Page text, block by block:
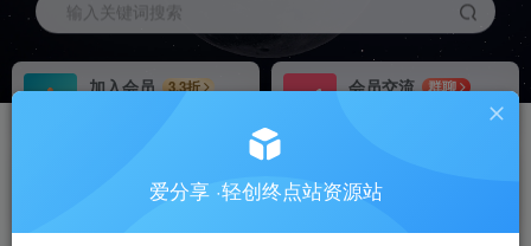
输入关键词搜索
加入会员
3.3折
会员交流
群聊
推广返佣高达70%
24小时自动赚钱
爱分享 ·轻创终点站资源站